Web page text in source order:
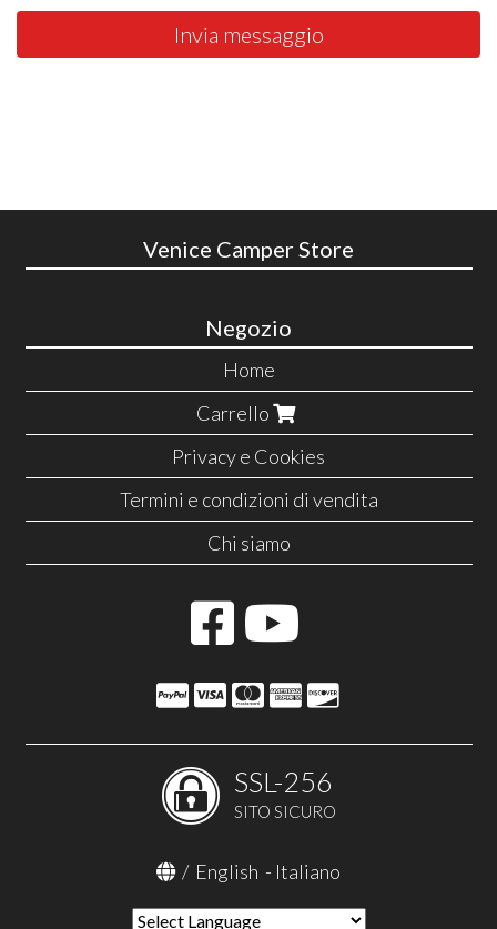
Invia messaggio
Venice Camper Store
Negozio
Home
Carrello
Privacy e Cookies
Termini e condizioni di vendita
Chi siamo
SSL-256
SITO SICURO
/ English - Italiano